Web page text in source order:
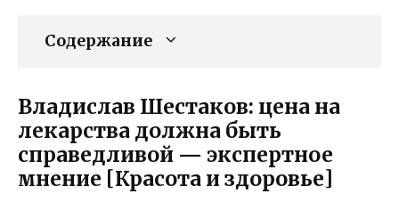
Содержание
Владислав Шестаков: цена на
лекарства должна быть
справедливой — экспертное
мнение [Красота и здоровье]